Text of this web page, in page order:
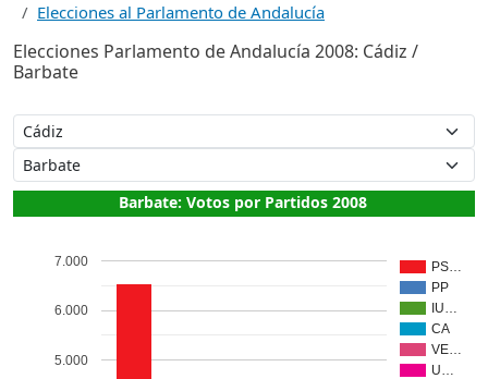
Elecciones al Parlamento de Andalucía
Elecciones Parlamento de Andalucía 2008: Cádiz /
Barbate
Barbate: Votos por Partidos 2008
PS…
PP
IU…
CA
VE…
U…
5.000
6.000
7.000